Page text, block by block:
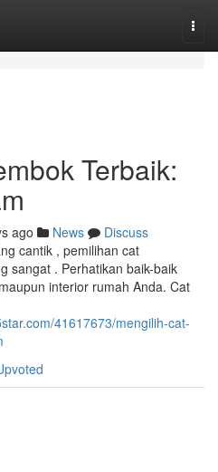
Terbaik:
ago News
Discuss
cantik , pemilihan cat
sangat . Perhatikan baik-baik
interior rumah Anda. Cat
41617673/mengilih-cat-